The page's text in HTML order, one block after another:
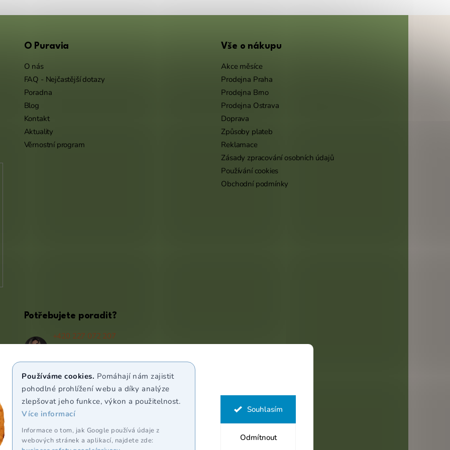
Používáme cookies. Pomáhají nám zajistit
pohodlné prohlížení webu a díky analýze
zlepšovat jeho funkce, výkon a použitelnost.
Více informací
Informace o tom, jak Google používá údaje z
webových stránek a aplikací, najdete zde:
Odmítnout
Souhlasím
O Puravia
O nás
FAQ - Nejčastější dotazy
Poradna
Blog
Kontakt
Aktuality
Věrnostní program
Vše o nákupu
Akce měsíce
Prodejna Praha
Prodejna Brno
Prodejna Ostrava
Doprava
Způsoby plateb
Reklamace
Zásady zpracování osobních údajů
Používání cookies
Obchodní podmínky
Potřebujete poradit?
+420 227 072 207
info@puravia.cz
WhatsApp